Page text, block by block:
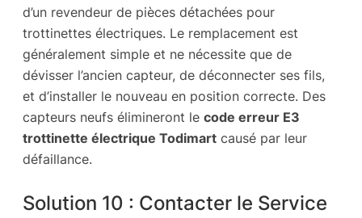
d’un revendeur de pièces détachées pour
trottinettes électriques. Le remplacement est
généralement simple et ne nécessite que de
dévisser l’ancien capteur, de déconnecter ses fils,
et d’installer le nouveau en position correcte. Des
capteurs neufs élimineront le code erreur E3
trottinette électrique Todimart causé par leur
défaillance.
Solution 10 : Contacter le Service